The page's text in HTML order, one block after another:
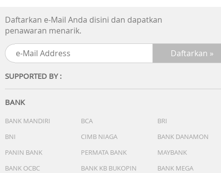
Power Cable
HDMI Cable
DP Cable
USB-C Cable
Daftarkan e-Mail Anda disini dan dapatkan
penawaran menarik.
SUPPORTED BY :
BANK
BANK MANDIRI BCA
BRI
BNI
CIMB NIAGA
BANK DANAMON
PANIN BANK
PERMATA BANK
MAYBANK
BANK OCBC
BANK KB BUKOPIN
BANK MEGA